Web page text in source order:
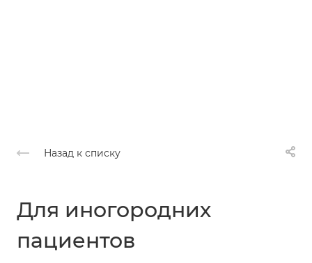
Назад к списку
Для иногородних
пациентов